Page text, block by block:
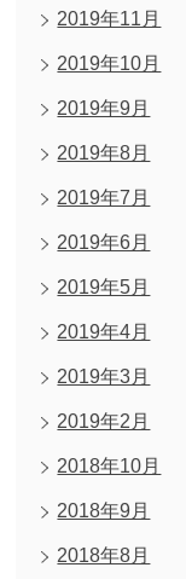
2019年11月
2019年10月
2019年9月
2019年8月
2019年7月
2019年6月
2019年5月
2019年4月
2019年3月
2019年2月
2018年10月
2018年9月
2018年8月